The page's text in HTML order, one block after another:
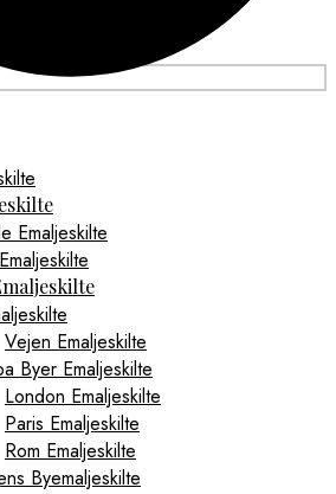
Emaljeskilte
Vejen Emaljeskilte
Byer Emaljeskilte
London Emaljeskilte
Paris Emaljeskilte
Rom Emaljeskilte
Byemaljeskilte